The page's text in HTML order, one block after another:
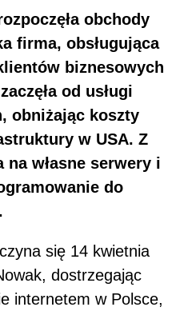
obchody
firma, obsługująca
biznesowych
od usługi
obniżając koszty
w USA. Z
na własne serwery i
do
się 14 kwietnia
dostrzegając
internetem w Polsce,